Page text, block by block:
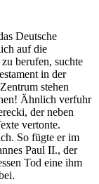
Deutsche
auf die
berufen, suchte
in der
stehen
Ähnlich verfuhr
der neben
vertonte.
So fügte er im
Paul II., der
Tod eine ihm